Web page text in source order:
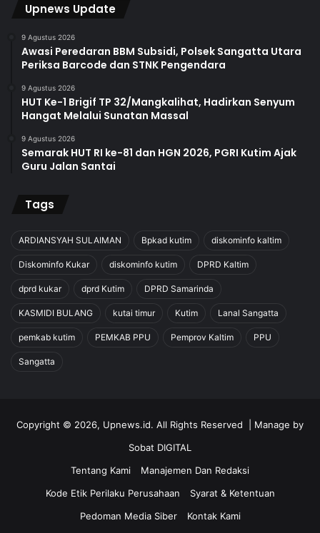
Upnews Update
9 Agustus 2026
Awasi Peredaran BBM Subsidi, Polsek Sangatta Utara
Periksa Barcode dan STNK Pengendara
9 Agustus 2026
HUT Ke-1 Brigif TP 32/Mangkalihat, Hadirkan Senyum
Hangat Melalui Sunatan Massal
9 Agustus 2026
Semarak HUT RI ke-81 dan HGN 2026, PGRI Kutim Ajak
Guru Jalan Santai
Tags
ARDIANSYAH SULAIMAN Bpkad kutim diskominfo kaltim
Diskominfo Kukar diskominfo kutim DPRD Kaltim
dprd kukar dprd Kutim DPRD Samarinda
KASMIDI BULANG kutai timur Kutim Lanal Sangatta
pemkab kutim PEMKAB PPU Pemprov Kaltim PPU
Sangatta
Copyright © 2026, Upnews.id. All Rights Reserved | Manage by
Sobat DIGITAL
Tentang Kami
Manajemen Dan Redaksi
Kode Etik Perilaku Perusahaan
Syarat & Ketentuan
Pedoman Media Siber
Kontak Kami